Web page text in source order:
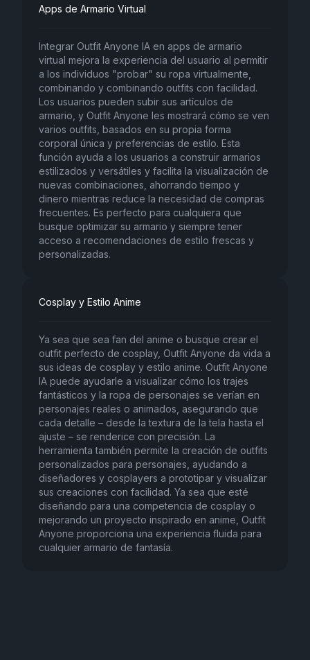
Apps de Armario Virtual
Integrar Outfit Anyone IA en apps de armario
virtual mejora la experiencia del usuario al permitir
a los individuos "probar" su ropa virtualmente,
combinando y combinando outfits con facilidad.
Los usuarios pueden subir sus artículos de
armario, y Outfit Anyone les mostrará cómo se ven
varios outfits, basados en su propia forma
corporal única y preferencias de estilo. Esta
función ayuda a los usuarios a construir armarios
estilizados y versátiles y facilita la visualización de
nuevas combinaciones, ahorrando tiempo y
dinero mientras reduce la necesidad de compras
frecuentes. Es perfecto para cualquiera que
busque optimizar su armario y siempre tener
acceso a recomendaciones de estilo frescas y
personalizadas.
Cosplay y Estilo Anime
Ya sea que sea fan del anime o busque crear el
outfit perfecto de cosplay, Outfit Anyone da vida a
sus ideas de cosplay y estilo anime. Outfit Anyone
IA puede ayudarle a visualizar cómo los trajes
fantásticos y la ropa de personajes se verían en
personajes reales o animados, asegurando que
cada detalle – desde la textura de la tela hasta el
ajuste – se renderice con precisión. La
herramienta también permite la creación de outfits
personalizados para personajes, ayudando a
diseñadores y cosplayers a prototipar y visualizar
sus creaciones con facilidad. Ya sea que esté
diseñando para una competencia de cosplay o
mejorando un proyecto inspirado en anime, Outfit
Anyone proporciona una experiencia fluida para
cualquier armario de fantasía.